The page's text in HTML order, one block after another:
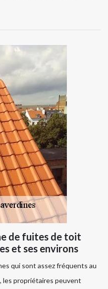
de fuites de toit
et ses environs
qui sont assez fréquents au
les propriétaires peuvent